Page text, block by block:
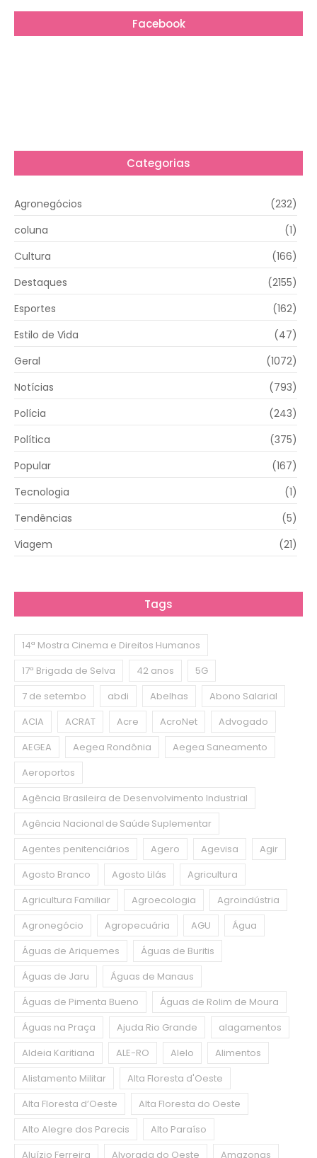
Facebook
Categorias
Agronegócios
(232)
coluna
(1)
Cultura
(166)
Destaques
(2155)
Esportes
(162)
Estilo de Vida
(47)
Geral
(1072)
Notícias
(793)
Polícia
(243)
Política
(375)
Popular
(167)
Tecnologia
(1)
Tendências
(5)
Viagem
(21)
Tags
14ª Mostra Cinema e Direitos Humanos
17ª Brigada de Selva
42 anos
5G
7 de setembo
abdi Abelhas
Abono Salarial
ACIA
ACRAT Acre AcroNet
Advogado
AEGEA
Aegea Rondônia
Aegea Saneamento
Aeroportos
Agência Brasileira de Desenvolvimento Industrial
Agência Nacional de Saúde Suplementar
Agentes penitenciários
Agero Agevisa
Agir
Agosto Branco
Agosto Lilás
Agricultura
Agricultura Familiar
Agroecologia
Agroindústria
Agronegócio
Agropecuária AGU
Água
Águas de Ariquemes
Águas de Buritis
Águas de Jaru
Águas de Manaus
Águas de Pimenta Bueno
Águas de Rolim de Moura
Águas na Praça
Ajuda Rio Grande
alagamentos
Aldeia Karitiana
ALE-RO Alelo
Alimentos
Alistamento Militar
Alta Floresta d'Oeste
Alta Floresta d’Oeste
Alta Floresta do Oeste
Alto Alegre dos Parecis
Alto Paraíso
Aluízio Ferreira
Alvorada do Oeste Amazonas